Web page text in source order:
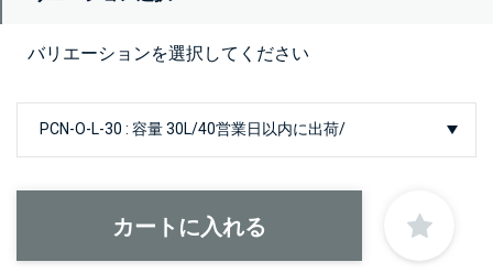
バリエーションを選択してください